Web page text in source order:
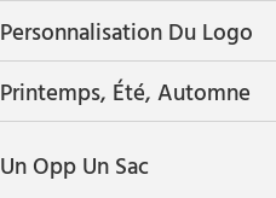
Personnalisation Du Logo
Printemps, Été, Automne
Un Opp Un Sac